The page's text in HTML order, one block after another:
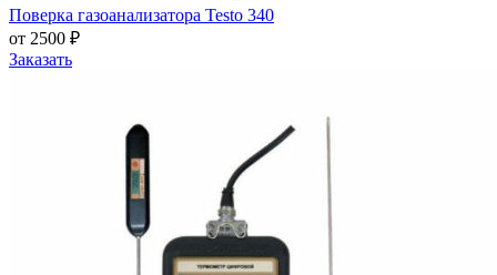
Поверка газоанализатора Testo 340
от 2500 ₽
Заказать